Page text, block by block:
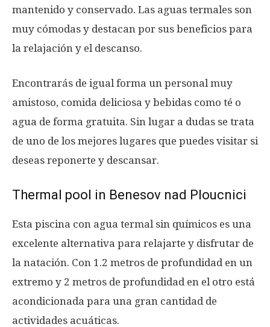
mantenido y conservado. Las aguas termales son
muy cómodas y destacan por sus beneficios para
la relajación y el descanso.
Encontrarás de igual forma un personal muy
amistoso, comida deliciosa y bebidas como té o
agua de forma gratuita. Sin lugar a dudas se trata
de uno de los mejores lugares que puedes visitar si
deseas reponerte y descansar.
Thermal pool in Benesov nad Ploucnici
Esta piscina con agua termal sin químicos es una
excelente alternativa para relajarte y disfrutar de
la natación. Con 1.2 metros de profundidad en un
extremo y 2 metros de profundidad en el otro está
acondicionada para una gran cantidad de
actividades acuáticas.